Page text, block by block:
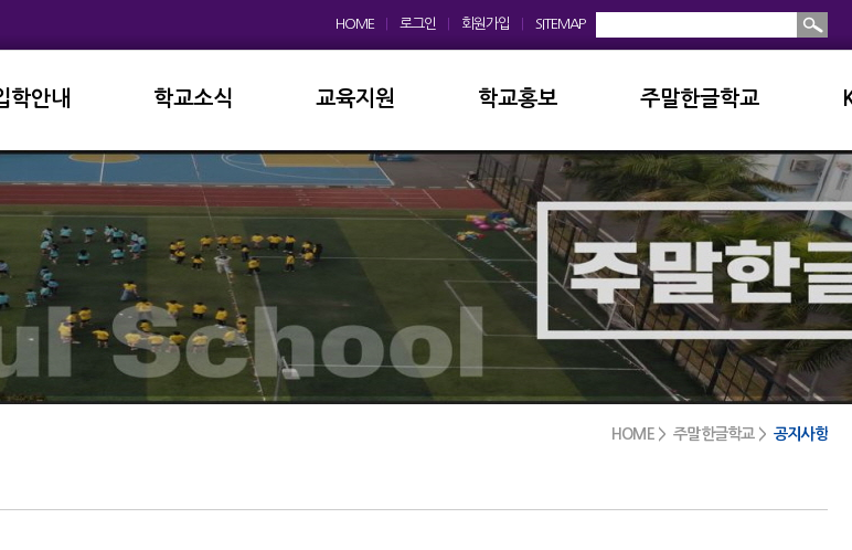
HOME 로그인 회원가입 SITEMAP
학안내
고등학교
학교소식
공지사항
학사일정
교육과정
가정통신문
방과후학교
진로진학
외국어자료실
교육지원
이사회
학교운영위원회
학부모회
급식실안내
학교발전기금
학교홍보
학교앨범
홍보동영상
보도자료
디지털선도학교
주말한글학교
소개및현황
공지사항
입학안내
학교앨범
서식자료실
HOME > 주말한글학교 > 공지사항